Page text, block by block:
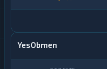
YesObmen